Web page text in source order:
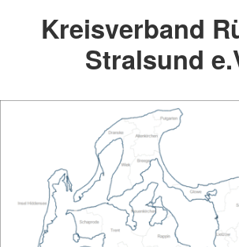
Kreisverband
Stralsund